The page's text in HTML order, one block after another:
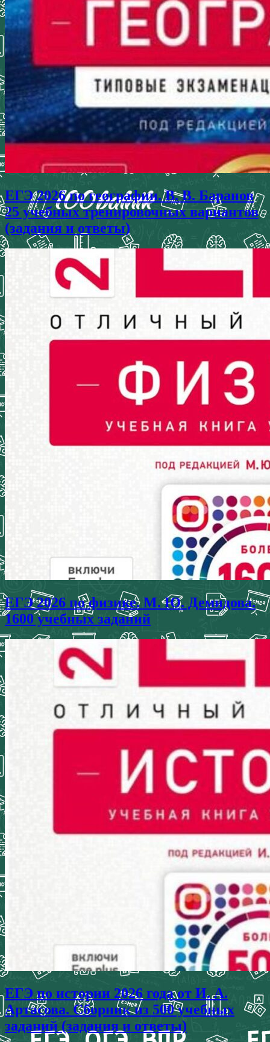
ЕГЭ 2026 по географии. В. В. Баранов
25 учебных тренировочных вариантов
(задания и ответы)
ЕГЭ 2026 по физике. М. Ю. Демидова.
1600 учебных заданий
ЕГЭ по истории 2026 года от И. А.
Артасова. Сборник из 500 учебных
заданий (задания и ответы)